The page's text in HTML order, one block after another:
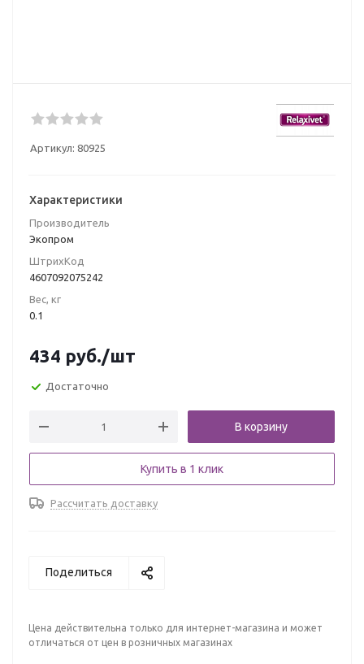
Артикул: 80925
Характеристики
Производитель
Экопром
ШтрихКод
4607092075242
Вес, кг
0.1
434 руб./шт
Достаточно
В корзину
Купить в 1 клик
Рассчитать доставку
Поделиться
Цена действительна только для интернет-магазина и может
отличаться от цен в розничных магазинах